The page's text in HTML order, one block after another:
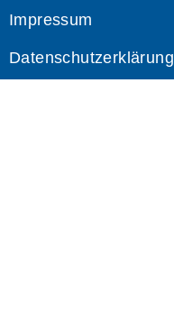
Impressum
Datenschutzerklärung